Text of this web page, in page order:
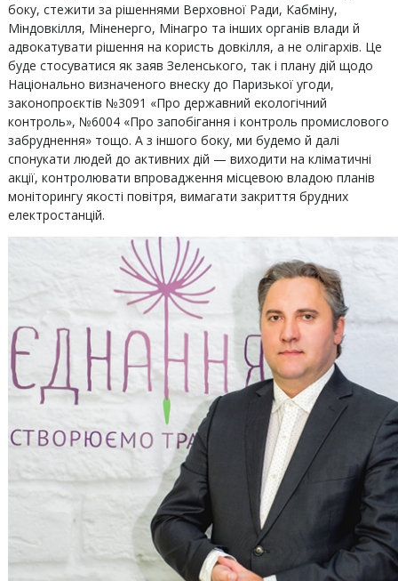
боку, стежити за рішеннями Верховної Ради, Кабміну,
Міндовкілля, Міненерго, Мінагро та інших органів влади й
адвокатувати рішення на користь довкілля, а не олігархів. Це
буде стосуватися як заяв Зеленського, так і плану дій щодо
Національно визначеного внеску до Паризької угоди,
законопроєктів №3091 «Про державний екологічний
контроль», №6004 «Про запобігання і контроль промислового
забруднення» тощо. А з іншого боку, ми будемо й далі
спонукати людей до активних дій — виходити на кліматичні
акції, контролювати впровадження місцевою владою планів
моніторингу якості повітря, вимагати закриття брудних
електростанцій.